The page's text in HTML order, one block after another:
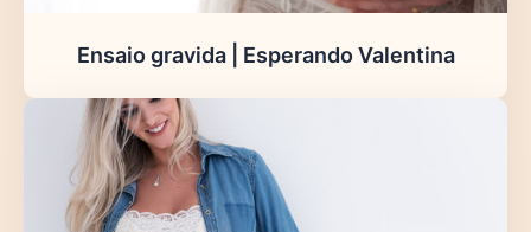
Ensaio gravida | Esperando Valentina